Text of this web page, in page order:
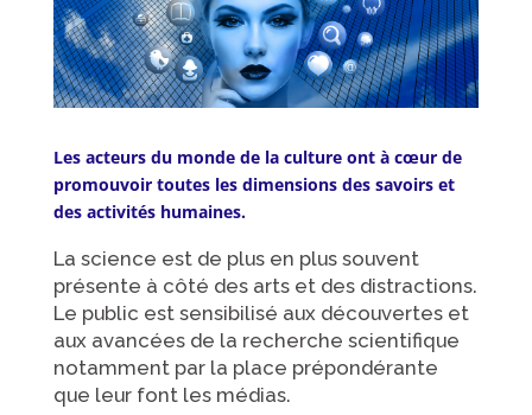
Les acteurs du monde de la culture ont à cœur de
promouvoir toutes les dimensions des savoirs et
des activités humaines.
La science est de plus en plus souvent
présente à côté des arts et des distractions.
Le public est sensibilisé aux découvertes et
aux avancées de la recherche scientifique
notamment par la place prépondérante
que leur font les médias.